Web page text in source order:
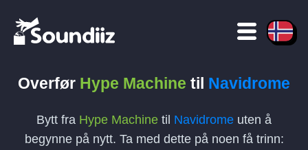
Overfør Hype Machine til Navidrome
Bytt fra Hype Machine til Navidrome uten å
begynne på nytt. Ta med dette på noen få trinn: